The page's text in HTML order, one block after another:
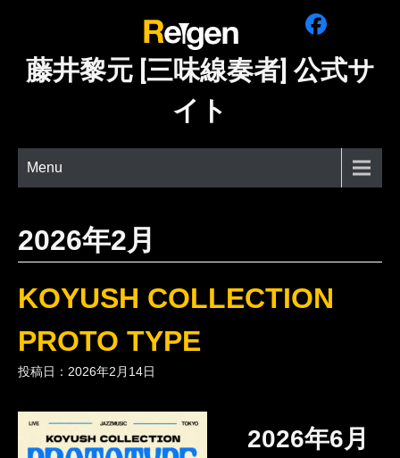
藤井黎元 [三味線奏者] 公式サ
イト
Menu
2026年2月
KOYUSH COLLECTION
PROTO TYPE
投稿日：2026年2月14日
2026年6月